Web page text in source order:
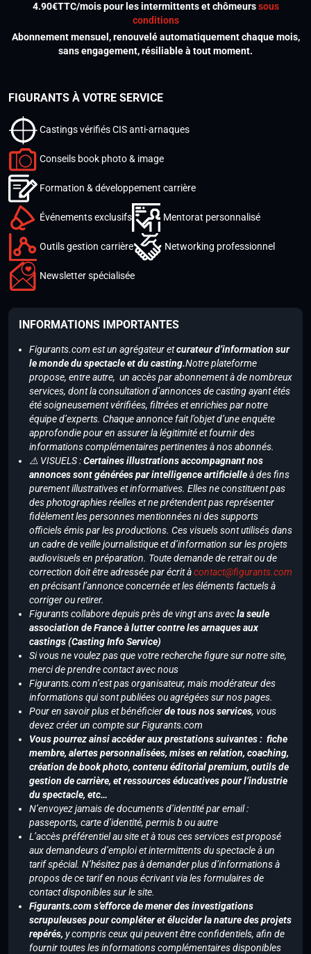
4.90€TTC/mois pour les intermittents et chômeurssous
conditions
Abonnement mensuel, renouvelé automatiquement chaque mois,
sans engagement, résiliable à tout moment.
FIGURANTS À VOTRE SERVICE
Castings vérifiés CIS anti-arnaques
Conseils book photo & image
Formation & développement carrière
Événements exclusifs Mentorat personnalisé
Outils gestion carrière Networking professionnel
Newsletter spécialisée
INFORMATIONS IMPORTANTES
Figurants.com est un agrégateur etcurateur d’information sur
le monde du spectacle et du casting.Notre plateforme
propose, entre autre, un accès par abonnement à de nombreux
services, dont la consultation d’annonces de casting ayant étés
été soigneusement vérifiées, filtrées et enrichies par notre
équipe d’experts. Chaque annonce fait l’objet d’une enquête
approfondie pour en assurer la légitimité et fournir des
informations complémentaires pertinentes à nos abonnés.
⚠️ VISUELS :Certaines illustrations accompagnant nos
annonces sont générées par intelligence artificielleà des fins
purement illustratives et informatives. Elles ne constituent pas
des photographies réelles et ne prétendent pas représenter
fidèlement les personnes mentionnées ni des supports
officiels émis par les productions. Ces visuels sont utilisés dans
un cadre de veille journalistique et d’information sur les projets
audiovisuels en préparation. Toute demande de retrait ou de
correction doit être adressée par écrit àcontact@figurants.com
en précisant l’annonce concernée et les éléments factuels à
corriger ou retirer.
Figurants collabore depuis près de vingt ans avecla seule
association de France à lutter contre les arnaques aux
castings (Casting Info Service)
Si vous ne voulez pas que votre recherche figure sur notre site,
merci de prendre contact avec nous
Figurants.com n’est pas organisateur, mais modérateur des
informations qui sont publiées ou agrégées sur nos pages.
Pour en savoir plus et bénéficierde tous nos services, vous
devez créer un compte sur Figurants.com
Vous pourrez ainsi accéder aux prestations suivantes : fiche
membre, alertes personnalisées, mises en relation, coaching,
création de book photo, contenu éditorial premium, outils de
gestion de carrière, et ressources éducatives pour l’industrie
du spectacle, etc…
N’envoyez jamais de documents d’identité par email :
passeports, carte d’identité, permis b ou autre
L’accès préférentiel au site et à tous ces services est proposé
aux demandeurs d’emploi et intermittents du spectacle à un
tarif spécial. N’hésitez pas à demander plus d’informations à
propos de ce tarif en nous écrivant via les formulaires de
contact disponibles sur le site.
Figurants.com s’efforce de mener des investigations
scrupuleuses pour compléter et élucider la nature des projets
repérés, y compris ceux qui peuvent être confidentiels, afin de
fournir toutes les informations complémentaires disponibles